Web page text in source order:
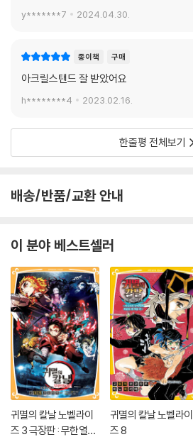
y*******7 2024.04.30.
종이책 구매
아크릴스탠드 잘 받았어요
h********4 2023.02.16.
한줄평 전체보기
배송/반품/교환 안내
이 분야 베스트셀러
귀멸의 칼날 노벨라이
즈 3 극장판 : 무한열차
귀멸의 칼날 노벨라이
즈 8